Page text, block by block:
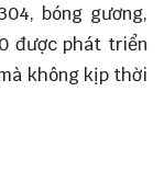
bóng gương,
được phát triển
không kịp thời